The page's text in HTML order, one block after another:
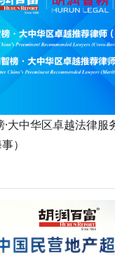
大中华区卓越法律服
）